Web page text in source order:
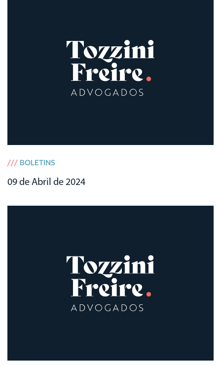
/// BOLETINS
09 de Abril de 2024